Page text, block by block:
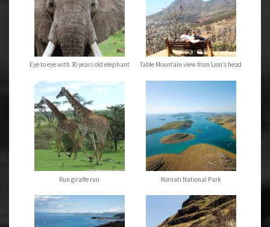
Eye to eye with 30 years old elephant Table Mountain view from Lion’s head
Run giraffe run Kornati National Park